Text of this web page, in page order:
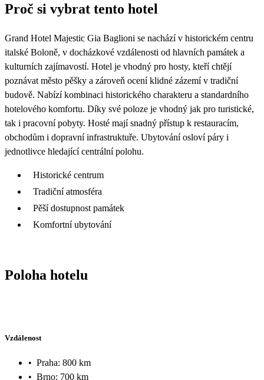
76 569 74 049
Proč si vybrat tento hotel
Grand Hotel Majestic Gia Baglioni se nachází v historickém centru
italské Boloně, v docházkové vzdálenosti od hlavních památek a
kulturních zajímavostí. Hotel je vhodný pro hosty, kteří chtějí
poznávat město pěšky a zároveň ocení klidné zázemí v tradiční
budově. Nabízí kombinaci historického charakteru a standardního
hotelového komfortu. Díky své poloze je vhodný jak pro turistické,
tak i pracovní pobyty. Hosté mají snadný přístup k restauracím,
obchodům i dopravní infrastruktuře. Ubytování osloví páry i
jednotlivce hledající centrální polohu.
Historické centrum
Tradiční atmosféra
Pěší dostupnost památek
Komfortní ubytování
Poloha hotelu
Vzdálenost
• Praha: 800 km
• Brno: 700 km